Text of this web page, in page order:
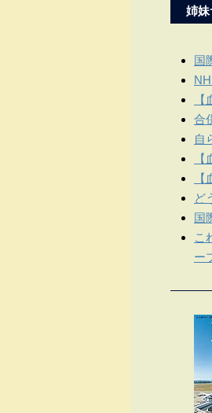
姉
国
合
自
ど
国
こ
ー